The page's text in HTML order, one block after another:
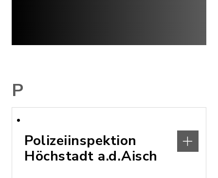
P
Polizeiinspektion
Höchstadt a.d.Aisch